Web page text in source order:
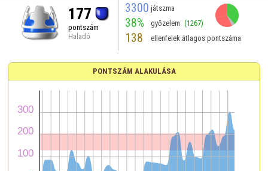
177
pontszám
Haladó
3300 játszma
38% győzelem (1267)
138 ellenfelek átlagos pontszáma
PONTSZÁM ALAKULÁSA